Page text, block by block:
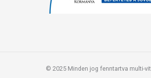
© 2025 Minden jog fenntartva multi-